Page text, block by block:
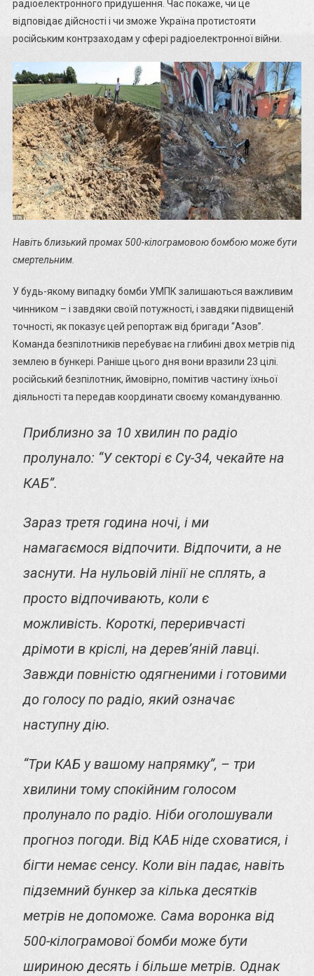
радіоелектронного придушення. Час покаже, чи це
відповідає дійсності і чи зможе Україна протистояти
російським контрзаходам у сфері радіоелектронної війни.
Навіть близький промах 500-кілограмовою бомбою може бути
смертельним.
У будь-якому випадку бомби УМПК залишаються важливим
чинником – і завдяки своїй потужності, і завдяки підвищеній
точності, як показує цей репортаж від бригади “Азов”.
Команда безпілотників перебуває на глибині двох метрів під
землею в бункері. Раніше цього дня вони вразили 23 цілі.
російський безпілотник, ймовірно, помітив частину їхньої
діяльності та передав координати своєму командуванню.
Приблизно за 10 хвилин по радіо
пролунало: “У секторі є Су-34, чекайте на
КАБ”.
Зараз третя година ночі, і ми
намагаємося відпочити. Відпочити, а не
заснути. На нульовій лінії не сплять, а
просто відпочивають, коли є
можливість. Короткі, переривчасті
дрімоти в кріслі, на дерев’яній лавці.
Завжди повністю одягненими і готовими
до голосу по радіо, який означає
наступну дію.
“Три КАБ у вашому напрямку”, – три
хвилини тому спокійним голосом
пролунало по радіо. Ніби оголошували
прогноз погоди. Від КАБ ніде сховатися, і
бігти немає сенсу. Коли він падає, навіть
підземний бункер за кілька десятків
метрів не допоможе. Сама воронка від
500-кілограмової бомби може бути
шириною десять і більше метрів. Однак